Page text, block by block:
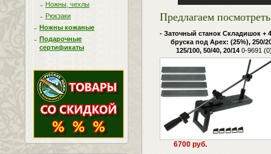
Ножны, чехлы
Рюкзаки
Ножны кожаные
Подарочные
сертификаты
Предлагаем
- Заточный станок Складишок +
бруска под Apex: (25%), 250/
125/100, 50/40, 20/140-9691
6700 руб.